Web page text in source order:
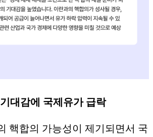
대감에 국제유가 급락
핵합의 가능성이 제기되면서 국